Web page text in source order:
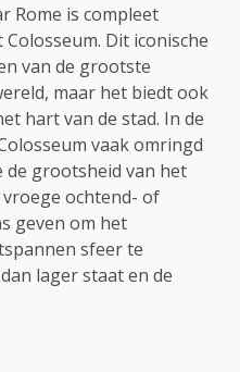
Rome is compleet
Dit iconische
van de grootste
maar het biedt ook
hart van de stad. In de
vaak omringd
de grootsheid van het
ochtend- of
geven om het
sfeer te
lager staat en de